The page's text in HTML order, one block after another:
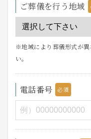
ご葬儀を行う地域
※地域により葬儀形式が
い。
電話番号